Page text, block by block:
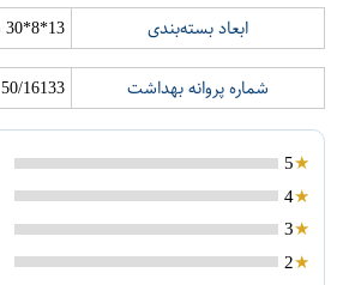
ابعاد بسته‌بندی 13*8*30 سانتی‌متر
شماره پروانه بهداشت 50/16133
5
4
3
2